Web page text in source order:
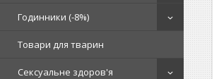
Годинники (-8%)
Товари для тварин
Сексуальне здоров'я